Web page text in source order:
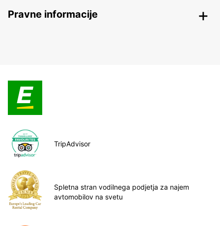
Pravne informacije
TripAdvisor
Spletna stran vodilnega podjetja za najem
avtomobilov na svetu